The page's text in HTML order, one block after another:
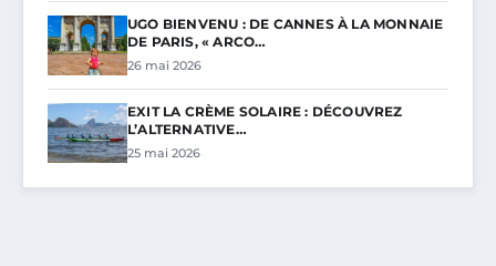
UGO BIENVENU : DE CANNES À LA MONNAIE
DE PARIS, « ARCO…
26 mai 2026
EXIT LA CRÈME SOLAIRE : DÉCOUVREZ
L’ALTERNATIVE…
25 mai 2026